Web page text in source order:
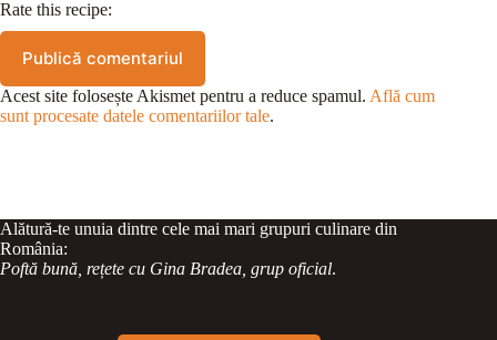
Rate this recipe:
Publică comentariul
Acest site folosește Akismet pentru a reduce spamul. Află cum
sunt procesate datele comentariilor tale.
Alătură-te unuia dintre cele mai mari grupuri culinare din
România:
Poftă bună, rețete cu Gina Bradea, grup oficial.